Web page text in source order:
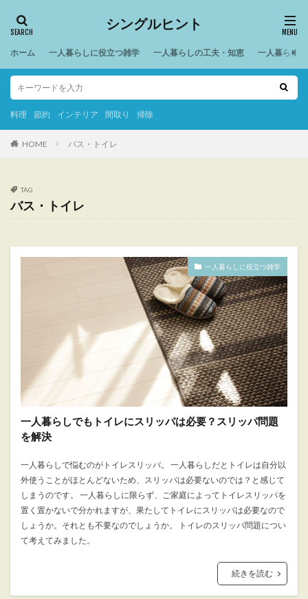
シングルヒント
ホーム 一人暮らしに役立つ雑学 一人暮らしの工夫・知恵 一人暮らし
料理 節約 インテリア 間取り 掃除
HOME バス・トイレ
TAG
バス・トイレ
一人暮らしに役立つ雑学
一人暮らしでもトイレにスリッパは必要？スリッパ問題
を解決
一人暮らしで悩むのがトイレスリッパ。 一人暮らしだとトイレは自分以
外使うことがほとんどないため、スリッパは必要ないのでは？と感じて
しまうのです。 一人暮らしに限らず、ご家庭によってトイレスリッパを
置く置かないで分かれますが、果たしてトイレにスリッパは必要なので
しょうか。それとも不要なのでしょうか。 トイレのスリッパ問題につい
て考えてみました。
続きを読む